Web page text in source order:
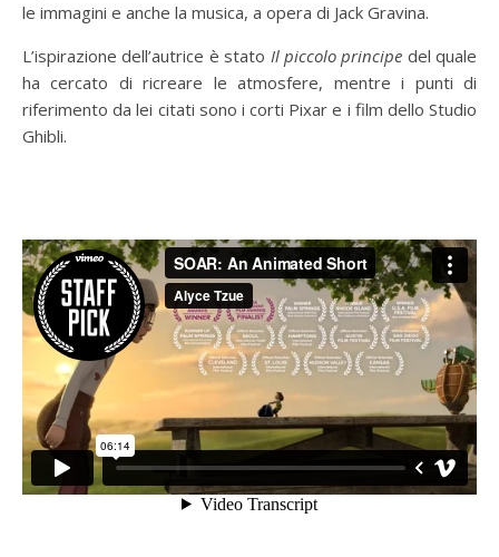
le immagini e anche la musica, a opera di Jack Gravina.
L’ispirazione dell’autrice è stato Il piccolo principe del quale
ha cercato di ricreare le atmosfere, mentre i punti di
riferimento da lei citati sono i corti Pixar e i film dello Studio
Ghibli.